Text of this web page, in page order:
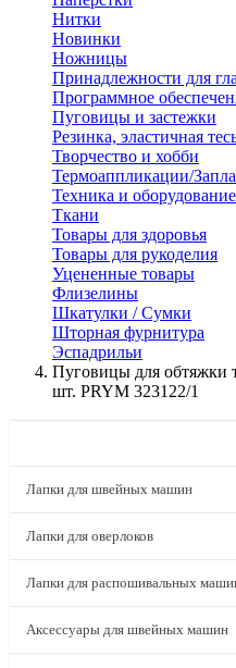
Нитки
Новинки
Ножницы
Принадлежности для
Программное
Пуговицы и застежки
Резинка, эластичная
Творчество и хобби
Термоаппликации/
Техника и оборудование
Ткани
Товары для здоровья
Товары для рукоделия
Уцененные товары
Флизелины
Шкатулки / Сумки
Шторная фурнитура
Эспадрильи
Пуговицы для обтяжки
шт. PRYM 323122/1
Лапки для швейных машин
Лапки для оверлоков
Лапки для распошивальных
Аксессуары для швейных машин